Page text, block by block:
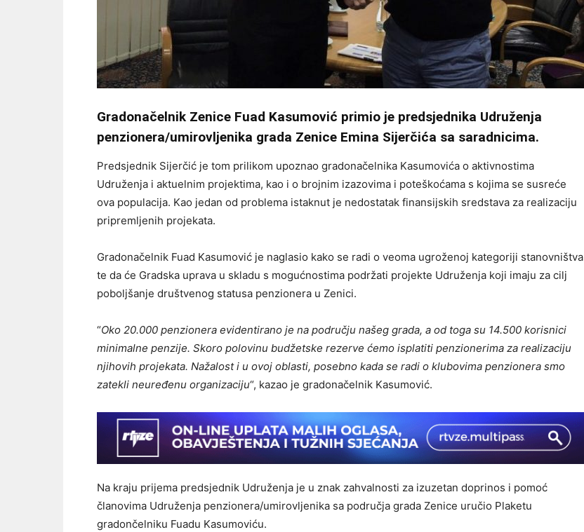
Gradonačelnik Zenice Fuad Kasumović primio je predsjednika Udruženja
penzionera/umirovljenika grada Zenice Emina Sijerčića sa saradnicima.
Predsjednik Sijerčić je tom prilikom upoznao gradonačelnika Kasumovića o aktivnostima
Udruženja i aktuelnim projektima, kao i o brojnim izazovima i poteškoćama s kojima se susreće
ova populacija. Kao jedan od problema istaknut je nedostatak finansijskih sredstava za realizaciju
pripremljenih projekata.
Gradonačelnik Fuad Kasumović je naglasio kako se radi o veoma ugroženoj kategoriji stanovništva
te da će Gradska uprava u skladu s mogućnostima podržati projekte Udruženja koji imaju za cilj
poboljšanje društvenog statusa penzionera u Zenici.
“Oko 20.000 penzionera evidentirano je na području našeg grada, a od toga su 14.500 korisnici
minimalne penzije. Skoro polovinu budžetske rezerve ćemo isplatiti penzionerima za realizaciju
njihovih projekata. Nažalost i u ovoj oblasti, posebno kada se radi o klubovima penzionera smo
zatekli neuređenu organizaciju“, kazao je gradonačelnik Kasumović.
Na kraju prijema predsjednik Udruženja je u znak zahvalnosti za izuzetan doprinos i pomoć
članovima Udruženja penzionera/umirovljenika sa područja grada Zenice uručio Plaketu
gradončelniku Fuadu Kasumoviću.